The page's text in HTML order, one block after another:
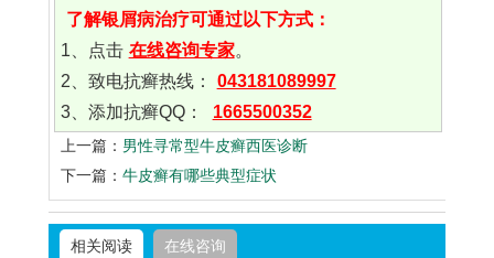
了解银屑病治疗可通过以下方式：
1、点击 在线咨询专家。
2、致电抗癣热线：
043181089997
3、添加抗癣QQ：
1665500352
上一篇： 男性寻常型牛皮癣西医诊断
下一篇： 牛皮癣有哪些典型症状
相关阅读 在线咨询